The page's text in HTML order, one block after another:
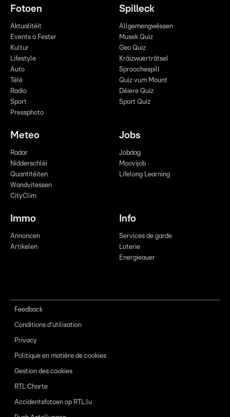
Fotoen
Aktualitéit
Events a Fester
Kultur
Lifestyle
Auto
Télé
Radio
Sport
Pressphoto
Spilleck
Allgemengwëssen
Musek Quiz
Geo Quiz
Kräizwuerträtsel
Sproochespill
Quiz vum Mount
Déiere Quiz
Sport Quiz
Meteo
Radar
Nidderschléi
Quantitéiten
Wandvitessen
CityClim
Jobs
Jobdag
Moovijob
Lifelong Learning
Immo
Annoncen
Artikelen
Info
Services de garde
Loterie
Energieauer
Feedback
Conditions d'utilisation
Privacy
Politique en matière de cookies
Gestion des cookies
RTL Charte
Accidentsfotoen op RTL.lu